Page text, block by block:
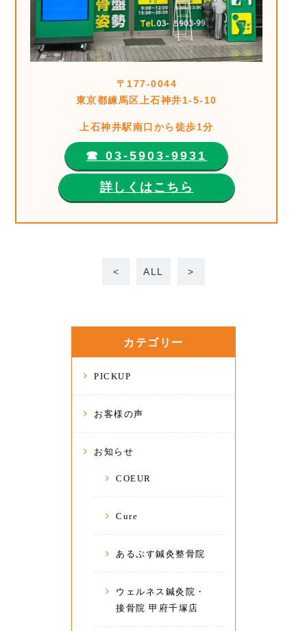
〒177-0044
東京都練馬区上石神井1-5-10
上石神井駅南口から徒歩1分
☎︎ 03-5903-9931
詳しくはこちら
< ALL >
カテゴリー
PICKUP
お客様の声
お知らせ
COEUR
Cure
あるぷす鍼灸整骨院
ウェルネス鍼灸院・
接骨院 甲府千塚店